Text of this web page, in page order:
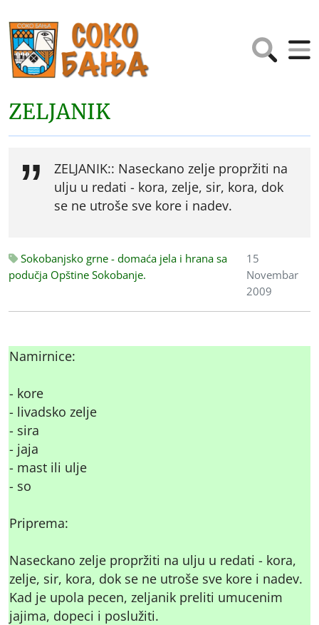
ZELJANIK
ZELJANIK:: Naseckano zelje propržiti na
ulju u redati - kora, zelje, sir, kora, dok
se ne utroše sve kore i nadev.
Sokobanjsko grne - domaća jela i hrana sa
podučja Opštine Sokobanje.
15
Novembar
2009
Namirnice:
- kore
- livadsko zelje
- sira
- jaja
- mast ili ulje
- so
Priprema:
Naseckano zelje propržiti na ulju u redati - kora,
zelje, sir, kora, dok se ne utroše sve kore i nadev.
Kad je upola pecen, zeljanik preliti umucenim
jajima, dopeci i poslužiti.